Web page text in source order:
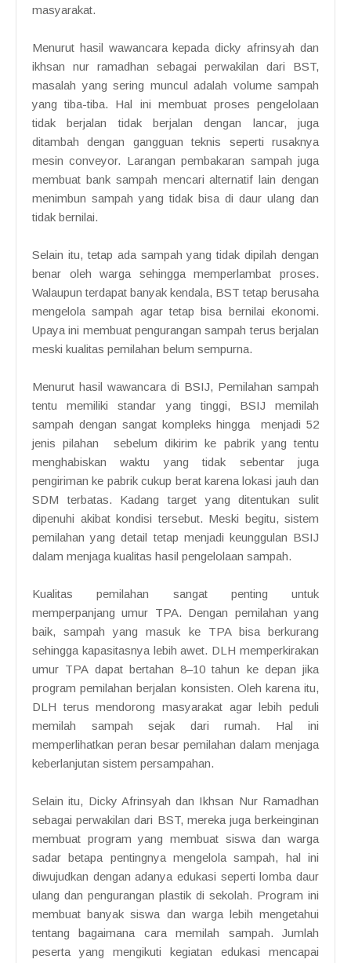
masyarakat.
Menurut hasil wawancara kepada dicky afrinsyah dan
ikhsan nur ramadhan sebagai perwakilan dari BST,
masalah yang sering muncul adalah volume sampah
yang tiba-tiba. Hal ini membuat proses pengelolaan
tidak berjalan tidak berjalan dengan lancar, juga
ditambah dengan gangguan teknis seperti rusaknya
mesin conveyor. Larangan pembakaran sampah juga
membuat bank sampah mencari alternatif lain dengan
menimbun sampah yang tidak bisa di daur ulang dan
tidak bernilai.
Selain itu, tetap ada sampah yang tidak dipilah dengan
benar oleh warga sehingga memperlambat proses.
Walaupun terdapat banyak kendala, BST tetap berusaha
mengelola sampah agar tetap bisa bernilai ekonomi.
Upaya ini membuat pengurangan sampah terus berjalan
meski kualitas pemilahan belum sempurna.
Menurut hasil wawancara di BSIJ, Pemilahan sampah
tentu memiliki standar yang tinggi, BSIJ memilah
sampah dengan sangat kompleks hingga menjadi 52
jenis pilahan sebelum dikirim ke pabrik yang tentu
menghabiskan waktu yang tidak sebentar juga
pengiriman ke pabrik cukup berat karena lokasi jauh dan
SDM terbatas. Kadang target yang ditentukan sulit
dipenuhi akibat kondisi tersebut. Meski begitu, sistem
pemilahan yang detail tetap menjadi keunggulan BSIJ
dalam menjaga kualitas hasil pengelolaan sampah.
Kualitas pemilahan sangat penting untuk
memperpanjang umur TPA. Dengan pemilahan yang
baik, sampah yang masuk ke TPA bisa berkurang
sehingga kapasitasnya lebih awet. DLH memperkirakan
umur TPA dapat bertahan 8–10 tahun ke depan jika
program pemilahan berjalan konsisten. Oleh karena itu,
DLH terus mendorong masyarakat agar lebih peduli
memilah sampah sejak dari rumah. Hal ini
memperlihatkan peran besar pemilahan dalam menjaga
keberlanjutan sistem persampahan.
Selain itu, Dicky Afrinsyah dan Ikhsan Nur Ramadhan
sebagai perwakilan dari BST, mereka juga berkeinginan
membuat program yang membuat siswa dan warga
sadar betapa pentingnya mengelola sampah, hal ini
diwujudkan dengan adanya edukasi seperti lomba daur
ulang dan pengurangan plastik di sekolah. Program ini
membuat banyak siswa dan warga lebih mengetahui
tentang bagaimana cara memilah sampah. Jumlah
peserta yang mengikuti kegiatan edukasi mencapai